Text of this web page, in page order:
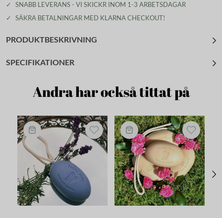
✓
SNABB LEVERANS - VI SKICKR INOM 1-3 ARBETSDAGAR
✓
SÄKRA BETALNINGAR MED KLARNA CHECKOUT!
PRODUKTBESKRIVNING
SPECIFIKATIONER
Andra har också tittat på